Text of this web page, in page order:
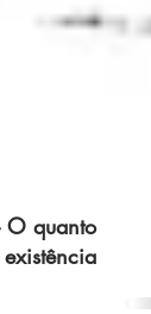
O quanto